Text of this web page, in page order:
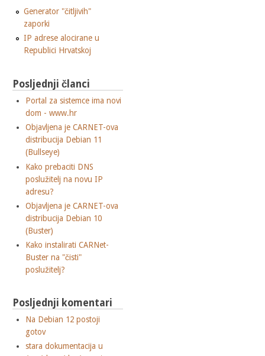
Generator "čitljivih"
zaporki
IP adrese alocirane u
Republici Hrvatskoj
Posljednji članci
Portal za sistemce ima novi
dom - www.hr
Objavljena je CARNET-ova
distribucija Debian 11
(Bullseye)
Kako prebaciti DNS
poslužitelj na novu IP
adresu?
Objavljena je CARNET-ova
distribucija Debian 10
(Buster)
Kako instalirati CARNet-
Buster na "čisti"
poslužitelj?
Posljednji komentari
Na Debian 12 postoji
gotov
stara dokumentacija u